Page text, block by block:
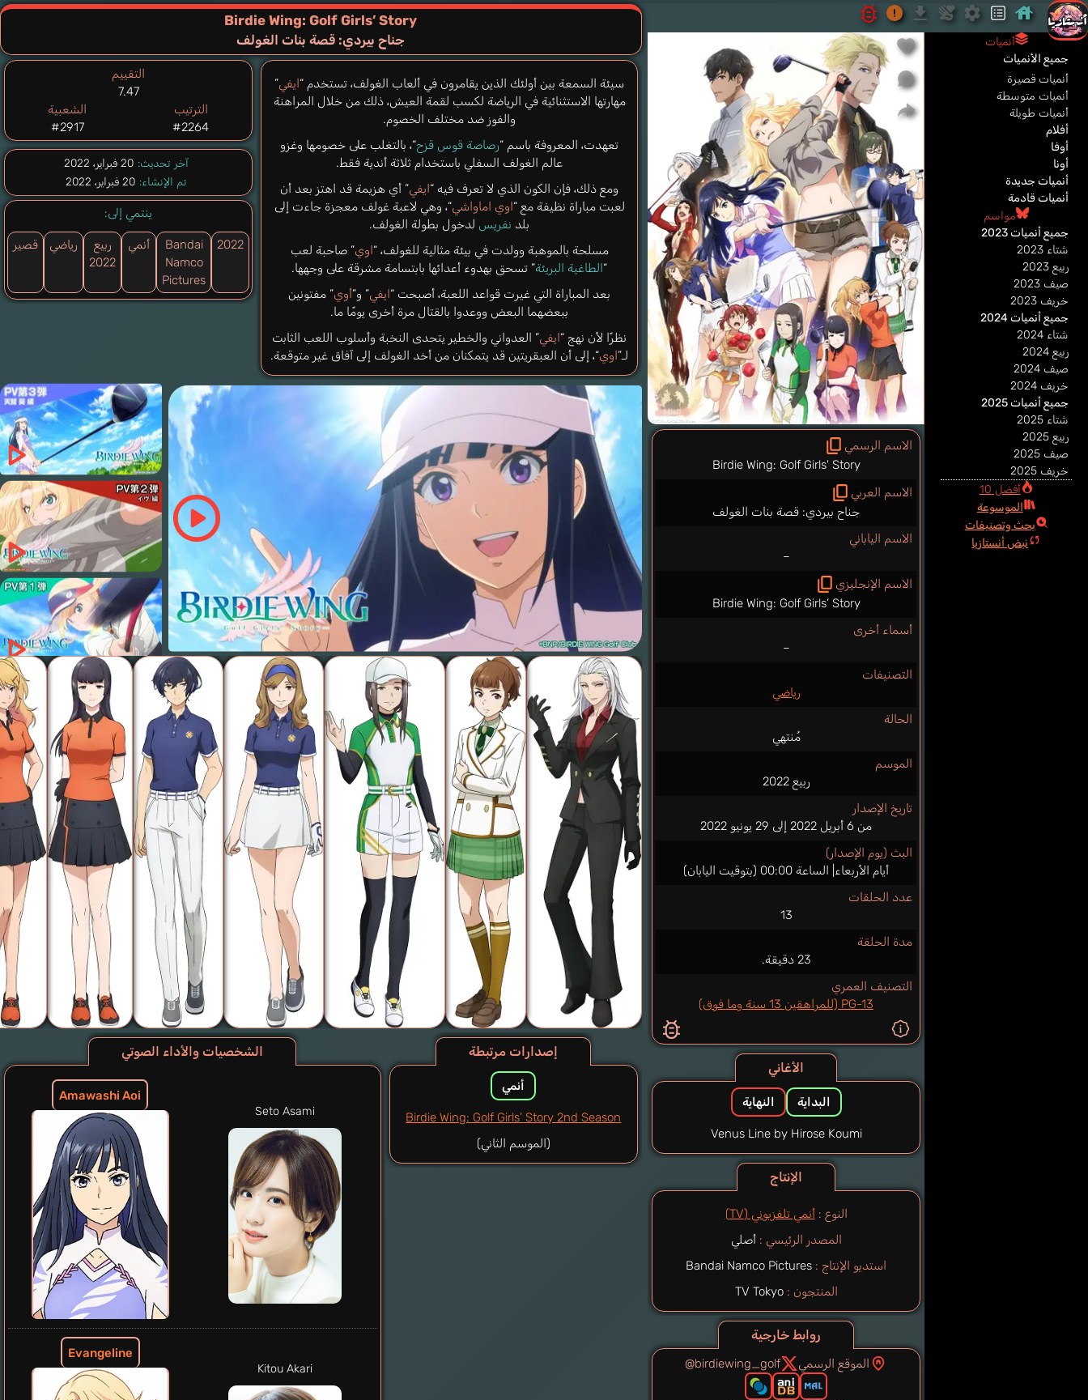
الاسم الرسمي
Birdie Wing: Golf Girls' Story
الاسم العربي
جناح بيردي: قصة بنات الغولف
الاسم الياباني
–
الاسم الإنجليزي
Birdie Wing: Golf Girls’ Story
أسماء أخرى
–
التصنيفات
رياضي
الحالة
مُنتهي
الموسم
ربيع 2022
تاريخ الإصدار
من 6 أبريل 2022 إلى 29 يونيو 2022
البث (يوم الإصدار)
أيام الأربعاء| الساعة 00:00 (بتوقيت اليابان)
عدد الحلقات
13
مدة الحلقة
23 دقيقة.
التصنيف العمري
PG-13 (للمراهقين 13 سنة وما فوق)
الأغاني
البداية النهاية
Venus Line by Hirose Koumi
الإنتاج
النوع :أنمي تلفزيوني (TV)
المصدر الرئيسي : أصلي
استديو الإنتاج : Bandai Namco Pictures
المنتجون : TV Tokyo
روابط خارجية
الموقع الرسمي @birdiewing_golf
Birdie Wing: Golf Girls’ Story
جناح بيردي: قصة بنات الغولف
سيئة السمعة بين أولئك الذين يقامرون في ألعاب الغولف، تستخدم “ايفي”
مهارتها الاستثنائية في الرياضة لكسب لقمة العيش، ذلك من خلال المراهنة
والفوز ضد مختلف الخصوم.
تعهدت، المعروفة باسم “رصاصة قوس قزح“، بالتغلب على خصومها وغزو
عالم الغولف السفلي باستخدام ثلاثة أندية فقط.
ومع ذلك، فإن الكون الذي لا تعرف فيه “ايفي” أي هزيمة قد اهتز بعد أن
لعبت مباراة نظيفة مع “اوي اماواشي“، وهي لاعبة غولف معجزة جاءت إلى
بلد نفريس لدخول بطولة الغولف.
مسلحة بالموهبة وولدت في بيئة مثالية للغولف، “اوي” صاحبة لعب
“الطاغية البريئة” تسحق بهدوء أعدائها بابتسامة مشرقة على وجهها.
بعد المباراة التي غيرت قواعد اللعبة، أصبحت “ايفي” و”أوي” مفتونين
ببعضهما البعض ووعدوا بالقتال مرة أخرى يومًا ما.
نظرًا لأن نهج “ايفي” العدواني والخطير يتحدى النخبة وأسلوب اللعب الثابت
لـ”اوي“، إلى أن العبقريتين قد يتمكنان من أخد الغولف إلى آفاق غير متوقعة.
التقييم
7.47
الترتيب
#2264
الشعبية
#2917
آخر تحديث: 20 فبراير، 2022
تم الإنشاء: 20 فبراير، 2022
ينتمي إلى:
2022
Bandai
Namco
Pictures
أنمي
ربيع
2022
رياضي قصير
إصدارات مرتبطة
أنمي
Birdie Wing: Golf Girls’ Story 2nd Season
(الموسم الثاني)
الشخصيات والأداء الصوتي
Amawashi Aoi
Seto Asami
Evangeline
Kitou Akari
أنميات
جميع الأنميات
أنميات قصيرة
أنميات متوسطة
أنميات طويلة
أفلام
أوفا
أونا
أنميات جديدة
أنميات قادمة
مواسم
جميع أنميات 2023
شتاء 2023
ربيع 2023
صيف 2023
خريف 2023
جميع أنميات 2024
شتاء 2024
ربيع 2024
صيف 2024
خريف 2024
جميع أنميات 2025
شتاء 2025
ربيع 2025
صيف 2025
خريف 2025
أفضل 10
الموسوعة
بحث وتصنيفات
نبض أنستازيا